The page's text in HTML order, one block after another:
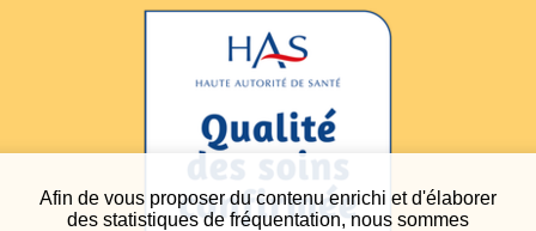
Afin de vous proposer du contenu enrichi et d'élaborer
des statistiques de fréquentation, nous sommes